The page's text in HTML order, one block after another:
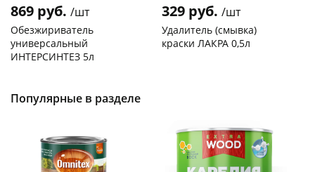
869 руб. /шт
Обезжириватель
универсальный
ИНТЕРСИНТЕЗ 5л
329 руб. /шт
Удалитель (смывка)
краски ЛАКРА 0,5л
Популярные в разделе
Новинка